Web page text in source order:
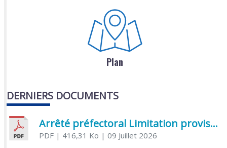
Plan
DERNIERS DOCUMENTS
Arrêté préfectoral Limitation provisoire des usages de l’eau
PDF| 416,31 Ko | 09 Juillet 2026